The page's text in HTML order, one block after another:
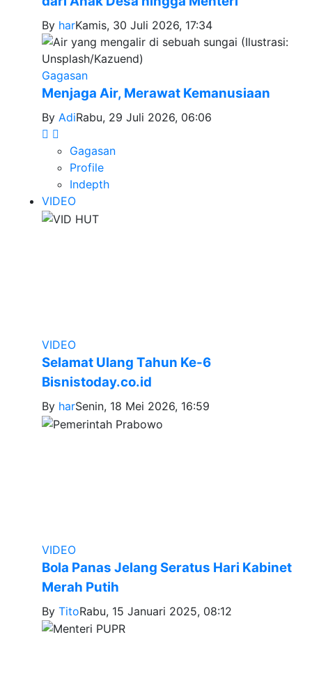
By harKamis, 30 Juli 2026, 17:34
Gagasan
Menjaga Air, Merawat Kemanusiaan
By AdiRabu, 29 Juli 2026, 06:06
Gagasan
Profile
Indepth
VIDEO
VIDEO
Selamat Ulang Tahun Ke-6
Bisnistoday.co.id
By harSenin, 18 Mei 2026, 16:59
VIDEO
Bola Panas Jelang Seratus Hari Kabinet
Merah Putih
By TitoRabu, 15 Januari 2025, 08:12